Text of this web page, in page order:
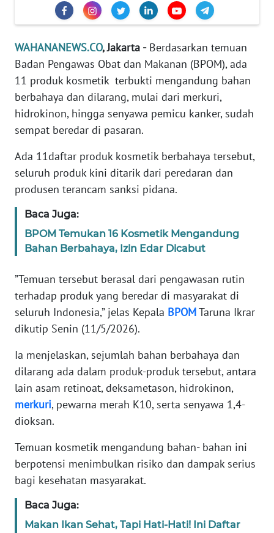
WAHANANEWS.CO, Jakarta -Berdasarkan temuan
Badan Pengawas Obat dan Makanan (BPOM), ada
11 produk kosmetik terbukti mengandung bahan
berbahaya dan dilarang, mulai dari merkuri,
hidrokinon, hingga senyawa pemicu kanker, sudah
sempat beredar di pasaran.
Ada 11daftar produk kosmetik berbahaya tersebut,
seluruh produk kini ditarik dari peredaran dan
produsen terancam sanksi pidana.
Baca Juga:
BPOM Temukan 16 Kosmetik Mengandung
Bahan Berbahaya, Izin Edar Dicabut
”Temuan tersebut berasal dari pengawasan rutin
terhadap produk yang beredar di masyarakat di
seluruh Indonesia,” jelas Kepala BPOMTaruna Ikrar
dikutip Senin (11/5/2026).
Ia menjelaskan, sejumlah bahan berbahaya dan
dilarang ada dalam produk-produk tersebut, antara
lain asam retinoat, deksametason, hidrokinon,
merkuri, pewarna merah K10, serta senyawa 1,4-
dioksan.
Temuan kosmetik mengandung bahan- bahan ini
berpotensi menimbulkan risiko dan dampak serius
bagi kesehatan masyarakat.
Baca Juga:
Makan Ikan Sehat, Tapi Hati-Hati! Ini Daftar
EDITORIAL
Informasi
INDEKS
BERITA
KAMI
INFO
TENTANG
SIBER
REDAKSI
DISCLAIMER
News
WN
SUMUT
JAKARTA